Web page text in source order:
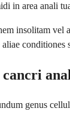
in area anali
insolitam vel
conditiones
cancri
genus